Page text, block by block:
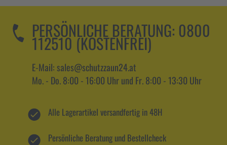
PERSÖNLICHE BERATUNG: 0800
112510 (KOSTENFREI)
E-Mail: sales@schutzzaun24.at
Mo. - Do. 8:00 - 16:00 Uhr und Fr. 8:00 - 13:30 Uhr
Alle Lagerartikel versandfertig in 48H
Persönliche Beratung und Bestellcheck